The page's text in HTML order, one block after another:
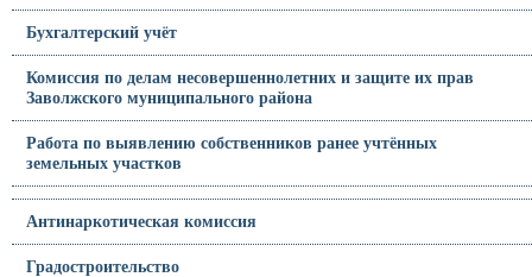
Бухгалтерский учёт
Комиссия по делам несовершеннолетних и защите их прав
Заволжского муниципального района
Работа по выявлению собственников ранее учтённых
земельных участков
Антинаркотическая комиссия
Градостроительство